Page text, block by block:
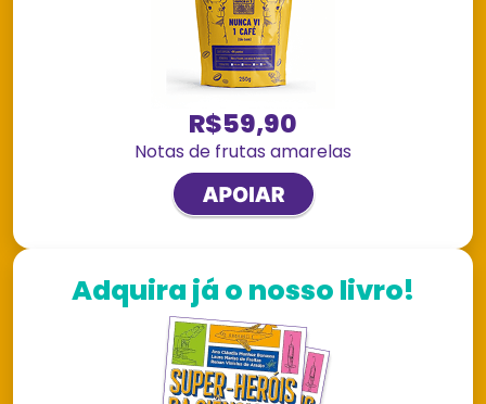
R$59,90
Notas de frutas amarelas
Adquira já o nosso livro!